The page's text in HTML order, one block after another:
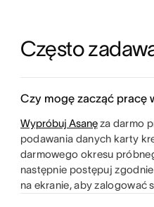
Często
Czy mogę zacząć pracę
Wypróbuj Asanęza darmo
podawania danych karty
darmowego okresu
następnie postępuj
na ekranie, aby zalogować